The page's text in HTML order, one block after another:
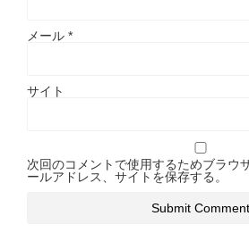
メール *
サイト
次回のコメントで使用するためブラウ
ールアドレス、サイトを保存する。